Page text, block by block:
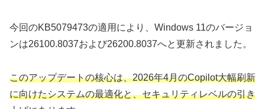
今回のKB5079473の適用により、Windows 11のバージョ
ンは26100.8037および26200.8037へと更新されました。
このアップデートの核心は、2026年4月のCopilot大幅刷新
に向けたシステムの最適化と、セキュリティレベルの引き